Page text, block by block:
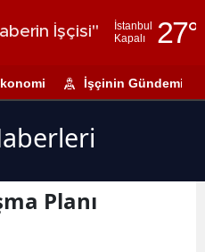
İşçisi"
İstanbul
Kapalı
27°
Adıyaman
İşçinin Gündemi
Planı